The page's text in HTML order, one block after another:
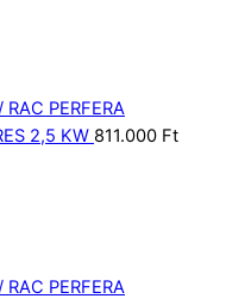
PERFERA
2,5 KW 811.000 Ft
PERFERA